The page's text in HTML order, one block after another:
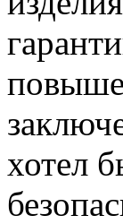
хотел